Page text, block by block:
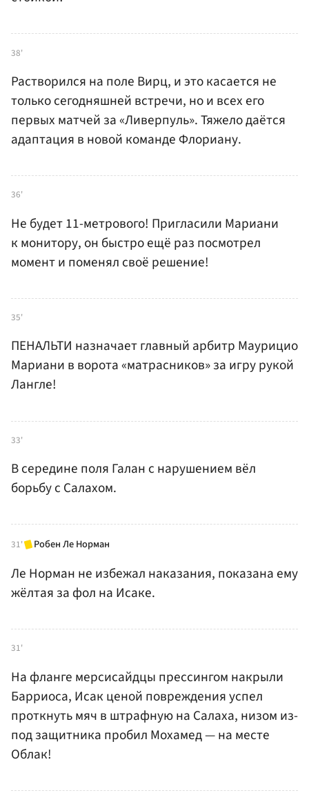
38'
Растворился на поле Вирц, и это касается не
только сегодняшней встречи, но и всех его
первых матчей за «Ливерпуль». Тяжело даётся
адаптация в новой команде Флориану.
36'
Не будет 11-метрового! Пригласили Мариани
к монитору, он быстро ещё раз посмотрел
момент и поменял своё решение!
35'
ПЕНАЛЬТИ назначает главный арбитр Маурицио
Мариани в ворота «матрасников» за игру рукой
Лангле!
33'
В середине поля Галан с нарушением вёл
борьбу с Салахом.
31' Робен Ле Норман
Ле Норман не избежал наказания, показана ему
жёлтая за фол на Исаке.
31'
На фланге мерсисайдцы прессингом накрыли
Барриоса, Исак ценой повреждения успел
проткнуть мяч в штрафную на Салаха, низом из-
под защитника пробил Мохамед — на месте
Облак!